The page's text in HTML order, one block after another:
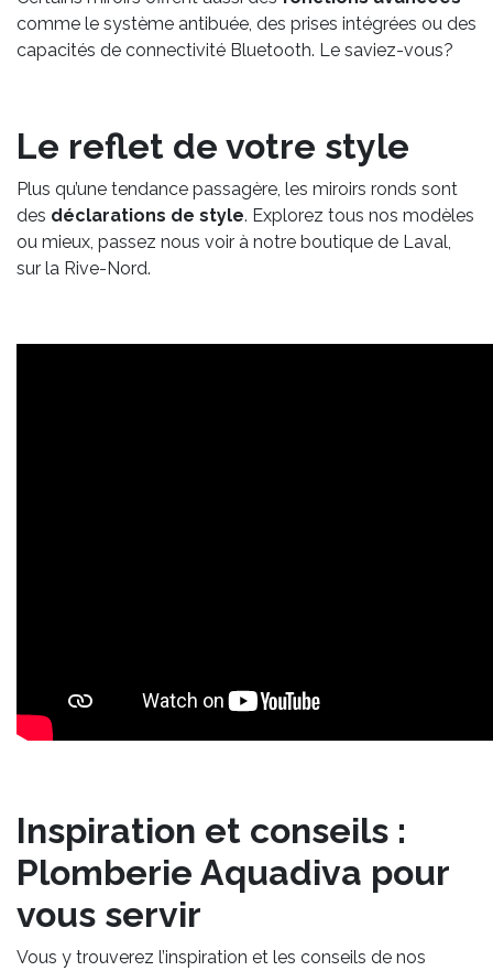
comme le système antibuée, des prises intégrées ou des
capacités de connectivité Bluetooth. Le saviez-vous?
Le reflet de votre style
Plus qu’une tendance passagère, les miroirs ronds sont
des déclarations de style. Explorez tous nos modèles
ou mieux, passez nous voir à notre boutique de Laval,
sur la Rive-Nord.
Inspiration et conseils :
Plomberie Aquadiva pour
vous servir
Vous y trouverez l’inspiration et les conseils de nos